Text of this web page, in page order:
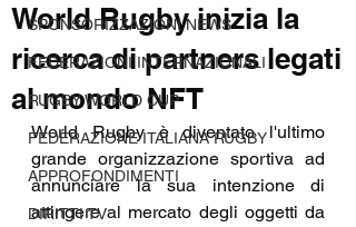
SPONSORIZZAZIONI NEWS
FEDERAZIONI INTERNAZIONALI
RUGBY WORLD CUP
FEDERAZIONE ITALIANA RUGBY
APPROFONDIMENTI
DIRITTI TV
World Rugby inizia la
ricerca di partners legati
al mondo NFT
World Rugby è diventato l'ultimo
grande organizzazione sportiva ad
annunciare la sua intenzione di
attingere al mercato degli oggetti da